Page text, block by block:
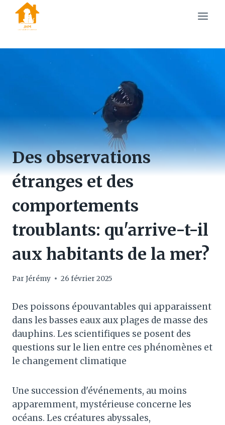
content
Des observations
étranges et des
comportements
troublants: qu'arrive-t-il
aux habitants de la mer?
Par Jérémy 26 février 2025
Des poissons épouvantables qui apparaissent
dans les basses eaux aux plages de masse des
dauphins. Les scientifiques se posent des
questions sur le lien entre ces phénomènes et
le changement climatique
Une succession d'événements, au moins
apparemment, mystérieuse concerne les
océans. Les créatures abyssales,